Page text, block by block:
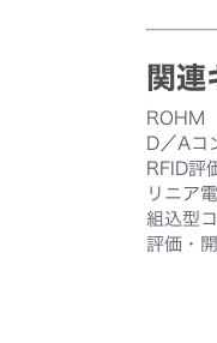
関連
ROHM
D／Aコ
RFID評
リニア
組込型
評価・